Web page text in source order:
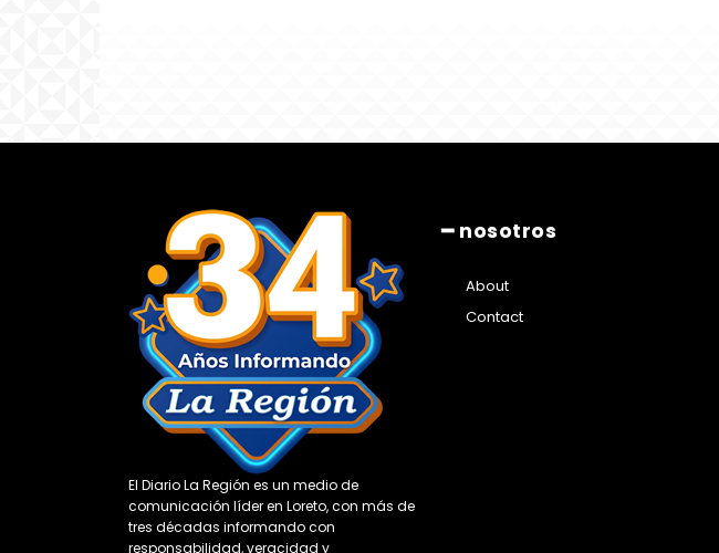
El Diario La Región es un medio de
comunicación líder en Loreto, con más de
tres décadas informando con
responsabilidad, veracidad y
━ nosotros
About
Contact